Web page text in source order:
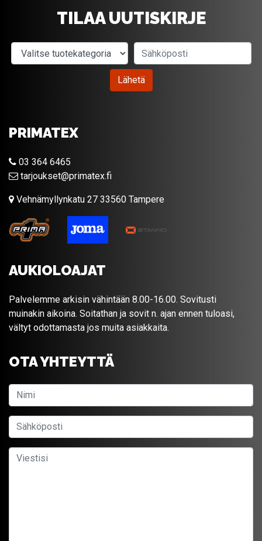
TILAA UUTISKIRJE
Valitse tuotekategoria
Lähetä
PRIMATEX
03 364 6465
tarjoukset@primatex.fi
Vehnämyllynkatu 27 33560 Tampere
AUKIOLOAJAT
Palvelemme arkisin vähintään 8.00-16.00. Sovitusti
muinakin aikoina. Soitathan ja sovit n. ajan ennen tuloasi,
vältyt odottamasta jos muita asiakkaita.
OTA YHTEYTTÄ